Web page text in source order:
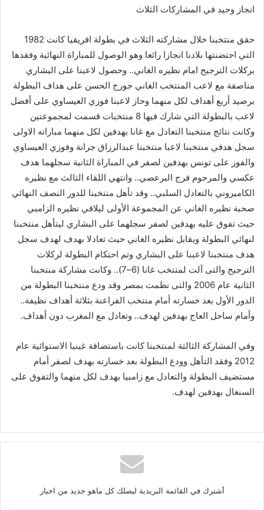
انجاز وحيد في المشاركات الثلاث
حقق منتخبنا خلال مشاركته الثلاث في بطولة افريقيا كانت 1982
التي احتضنتها بلادنا انجازا رائعا وهو الوصول للمباراة النهائية وفقدها
بركلات الترجيح امام نظيره الغاني.. وحصول لاعبنا على البشاري
مناصفة مع لاعب المنتخب الغاني جورج الحسن على هداف البطولة
برصيد أربع أهداف لكل منهما وحاز لاعبنا فوزي العيساوي على أفضل
لاعب بالبطولة التي شارك فيها 8 منتخبات قسمت لمجموعتين
وكانت نتائج منتخبنا التعادل مع غانا بهدفين لكل منهما مباراته الاولى
سجل هدفي منتخبنا لاعبا منتخبنا عبدالرزاق جرانة وفوزي العيساوي
والفوز على تونس بهدفين لصفر في المباراة الثانية سجلهما هدف
عكسي والمرحوم فرج البرعصي.. وانتهي اللقاء الثالث مع نظيره
الكاميروني بالتعادل السلبي.. وقد تأهل منتخبنا للدور النصف النهائي
صحبة نظيره الغاني عن المجموعة الأولى ليلاقي نظيره الزامبي
حيث تفوق عليه بهدفين لصفر سجلهما على البشاري ليتأهل منتخبنا
لنهائي البطولة ويقابل نظيره الغاني حيث تعادلا بهدف لهدف سجل
هدف منتخبنا لاعبنا على البشاري وتم احتكام البطولة لركلات
الترجيح والتى آلت لمنتخب غانا (
6
–
7
).. وكانت مشاركة منتخبنا
الثانية عام 2006 والتى نظمت بمصر وقد ودع منتخبنا البطولة من
الدور الأول بعد خسارته أمام منتخب الفراعنة بثلاثة أهداف نظيفة..
وأمام ساحل العاج بهدفين لهدف.. وتعادل مع المغرب دون أهداف.
وفي المشاركة الثالثة لمنتخبنا كانت باستضافة غينيا الاستوائية عام
2012 وفقد التأهل وودع البطولة بعد خسارته بهدف لصفر أمام
مستضيف البطولة والتعادل مع زامبيا بهدف لكل منهما والتفوق على
السنغال بهدفين لهدف.
أشترك في القائمة البريدية ليصلك كل ماهو جديد من اخبار